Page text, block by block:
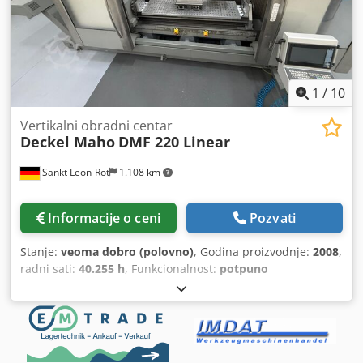
teretnom prosleđivanje ili pik-ap samo po zakazanoj
obavezi Demag KBK1, KBK2 i KBK3 šine su na lageru !
Ostali KBK sistemi su takođe na lageru. Tovar 125KG -
1600KG Molimo vas da se ras raspitate o vašoj pisti sa
sveće i dimenzijama.
1 / 10
Sankt Leon-Rot 1.108 km
Vertikalni obradni centar
Deckel Maho DMF 220 Linear
Informacije o ceni Pozvati
Stanje: veoma dobro (polovno), Godina proizvodnje: 2008,
radni sati: 40.255 h, Funkcionalnost: potpuno
, Na prodaju je DMG DECKEL MAHO DMF 220
linear, univerzalni centar za obradu sa 5 osa u portalnoj
izvedbi. Mašina je proizvedena 2008. godine, a 2022. je
potpuno modernizovana / remontovana sa Siemens
Sinumerik 840D Solution Line CNC sistemom. Opremljena